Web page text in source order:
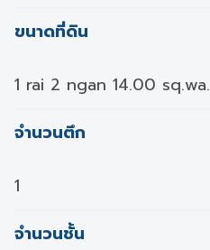
ขนาดที่ดิน
1 rai 2 ngan 14.00 sq.wa.
จำนวนตึก
1
จำนวนชั้น